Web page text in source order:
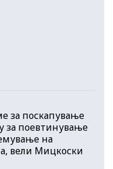
за поскапување
за поевтинување
на
вели Мицкоски